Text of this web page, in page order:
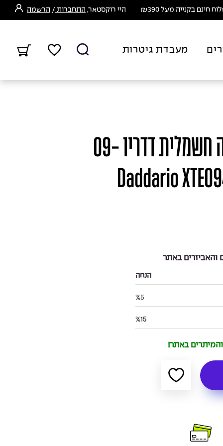
חינם בקנייה מעל ₪390 היי רוקסטאר, התחברות / הרשמה
מעבדת גיטרות
סט מיתרים לגיטרה חשמלית דדריו 09-
42 - Daddario
באתר
הנחה
%5
%15
והמיתרים באתר!